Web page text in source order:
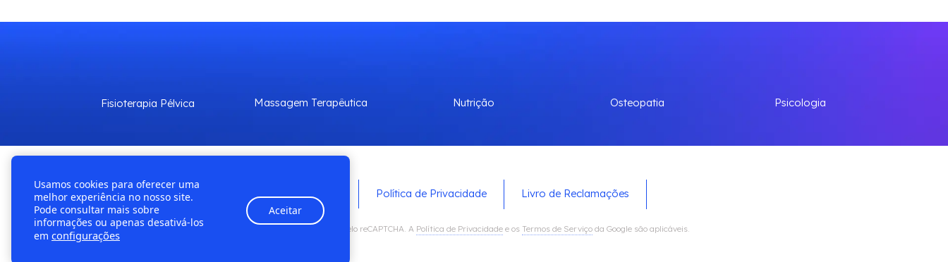
Fisioterapia Pélvica Massagem Terapêutica Nutrição Osteopatia Psicologia
2026 Saúde | Azeitão Política de Privacidade Livro de Reclamações
Este site é protegisto pelo reCAPTCHA. A Política de Privacidadee os Termos de Serviçoda Google são aplicáveis.
Usamos cookies para oferecer uma
melhor experiência no nosso site.
Pode consultar mais sobre
informações ou apenas desativá-los
em configurações
Aceitar